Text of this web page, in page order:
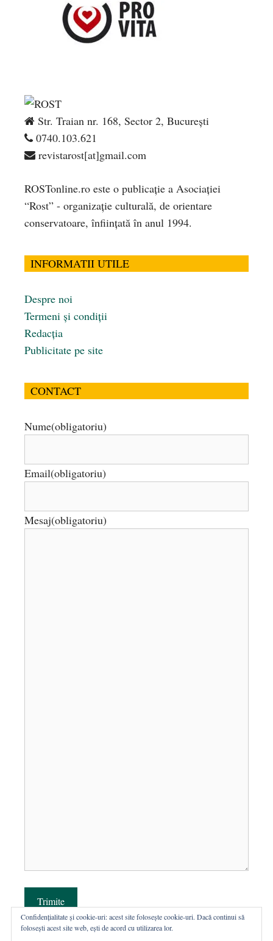
Str. Traian nr. 168, Sector 2, București
0740.103.621
revistarost[at]gmail.com
ROSTonline.ro este o publicaţie a Asociaţiei
“Rost” - organizaţie culturală, de orientare
conservatoare, înfiinţată în anul 1994.
INFORMATII UTILE
Despre noi
Termeni și condiții
Redacția
Publicitate pe site
CONTACT
Nume(obligatoriu)
Email(obligatoriu)
Mesaj(obligatoriu)
Trimite
Confidențialitate și cookie-uri: acest site folosește cookie-uri. Dacă continui să
folosești acest site web, ești de acord cu utilizarea lor.